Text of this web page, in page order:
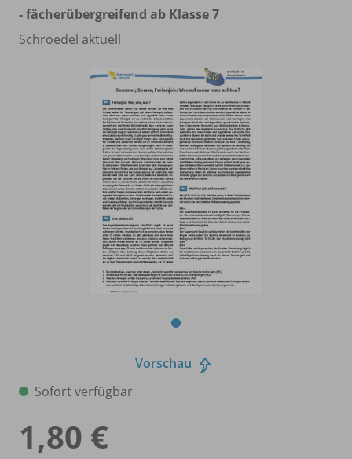
- fächerübergreifend ab Klasse 7
Schroedel aktuell
Vorschau
Sofort verfügbar
1,80 €